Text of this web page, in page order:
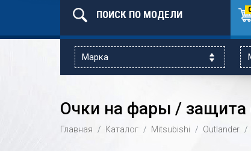
Очки на фары / защита
Главная Каталог Mitsubishi Outlander